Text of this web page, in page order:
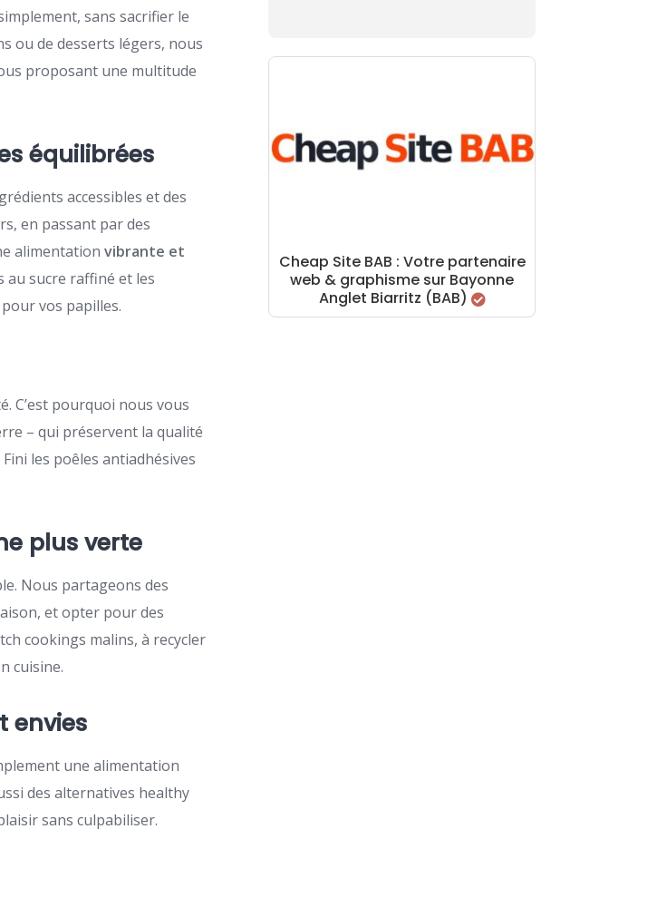
sans sacrifier le
ou de desserts légers, nous
proposant une multitude
équilibrées
accessibles et des
en passant par des
alimentation vibrante et
sucre raffiné et les
vos papilles.
C’est pourquoi nous vous
– qui préservent la qualité
les poêles antiadhésives
plus verte
Nous partageons des
et opter pour des
cookings malins, à recycler
cuisine.
envies
une alimentation
des alternatives healthy
sans culpabiliser.
Cheap Site BAB : Votre partenaire
web & graphisme sur Bayonne
Anglet Biarritz (BAB)